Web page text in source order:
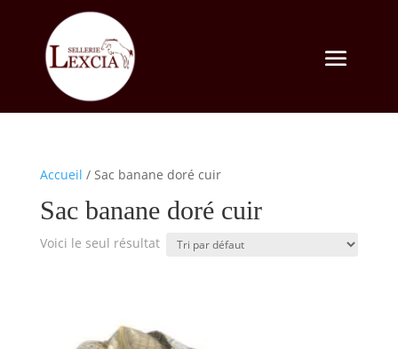
Accueil / Sac banane doré cuir
Sac banane doré cuir
Voici le seul résultat